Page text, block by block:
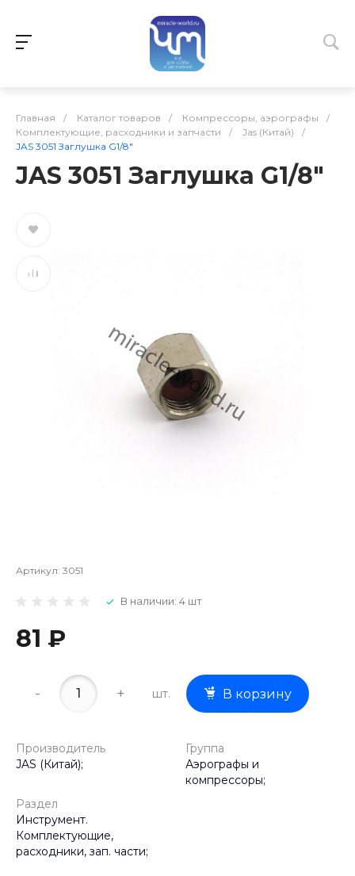
Главная / Каталог товаров / Компрессоры, аэрографы
/
Комплектующие, расходники и запчасти
/ Jas (Китай)
/
JAS 3051 Заглушка G1/8"
JAS 3051 Заглушка G1/8"
Артикул: 3051
В наличии: 4 шт
81 ₽
- + шт. В корзину
Производитель
JAS (Китай);
Группа
Аэрографы и
компрессоры;
Раздел
Инструмент.
Комплектующие,
расходники, зап. части;